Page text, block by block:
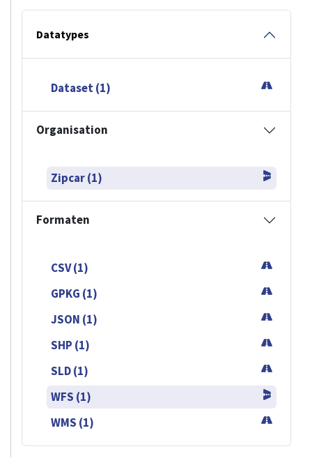
Datatypes
Dataset (1)
Organisation
Zipcar (1)
Formaten
CSV (1)
GPKG (1)
JSON (1)
SHP (1)
SLD (1)
WFS (1)
WMS (1)